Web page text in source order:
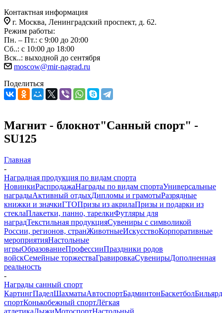
Контактная информация
г. Москва, Ленинградский проспект, д. 62.
Режим работы:
Пн. – Пт.: с 9:00 до 20:00
Сб..: с 10:00 до 18:00
Вск..: выходной до сентября
moscow@mir-nagrad.ru
Поделиться
Магнит - блокнот"Санный спорт" -
SU125
Главная
-
Наградная продукция по видам спорта
НовинкиРаспродажаНаграды по видам спортаУниверсальные
наградыАктивный отдыхДипломы и грамотыРазрядные
книжки и значкиГТОПризы из акрилаПризы и подарки из
стеклаПлакетки, панно, тарелкиФутляры для
наградТекстильная продукцияСувениры с символикой
России, регионов, странЖивотныеИскусствоКорпоративные
мероприятияНастольные
игрыОбразованиеПрофессииПраздники родов
войскСемейные торжестваГравировкаСувенирыДополненная
реальность
-
Награды санный спорт
КартингПаделШахматыАвтоспортБадминтонБаскетболБильярд
спортКонькобежный спортЛёгкая
атлетикаЛыжиМотоспортНастольный